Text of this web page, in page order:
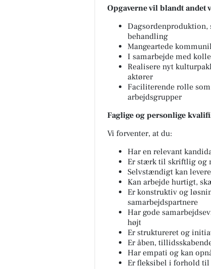
Opgaverne vil blandt andet
behandling
Mangeartede
I samarbejde med
Realisere nyt
aktører
Faciliterende rolle
arbejdsgrupper
Faglige og personlige
Vi forventer, at du:
Har en relevant
Er stærk til skriftlig og
Selvstændigt kan
Kan arbejde hurtigt,
Er konstruktiv og
samarbejdspartnere
Har gode
højt
Er struktureret og
Er åben,
Har empati og kan
Er fleksibel i forhold
Løgsted, 9670 Løgstør
Åbn opslaget